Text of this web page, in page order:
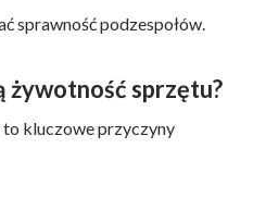
sprawność podzespołów.
żywotność sprzętu?
kluczowe przyczyny